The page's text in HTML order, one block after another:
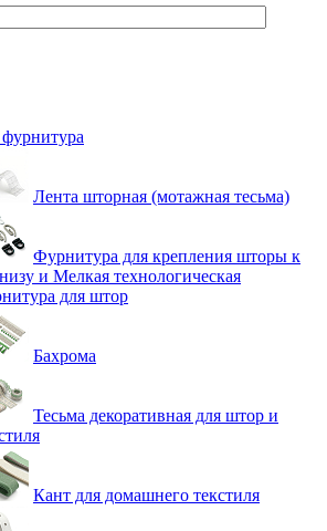
Лента шторная (мотажная тесьма)
Фурнитура для крепления шторы к
и Мелкая технологическая
для штор
Бахрома
Тесьма декоративная для штор и
Кант для домашнего текстиля